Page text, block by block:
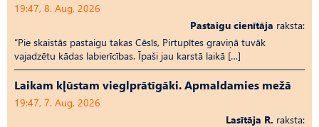
19:47, 8. Aug, 2026
Pastaigu cienītāja raksta:
“Pie skaistās pastaigu takas Cēsīs, Pirtupītes graviņā tuvāk
vajadzētu kādas labierīcības. Īpaši jau karstā laikā […]
Laikam kļūstam vieglprātīgāki. Apmaldamies mežā
19:47, 7. Aug, 2026
Lasītāja R. raksta: